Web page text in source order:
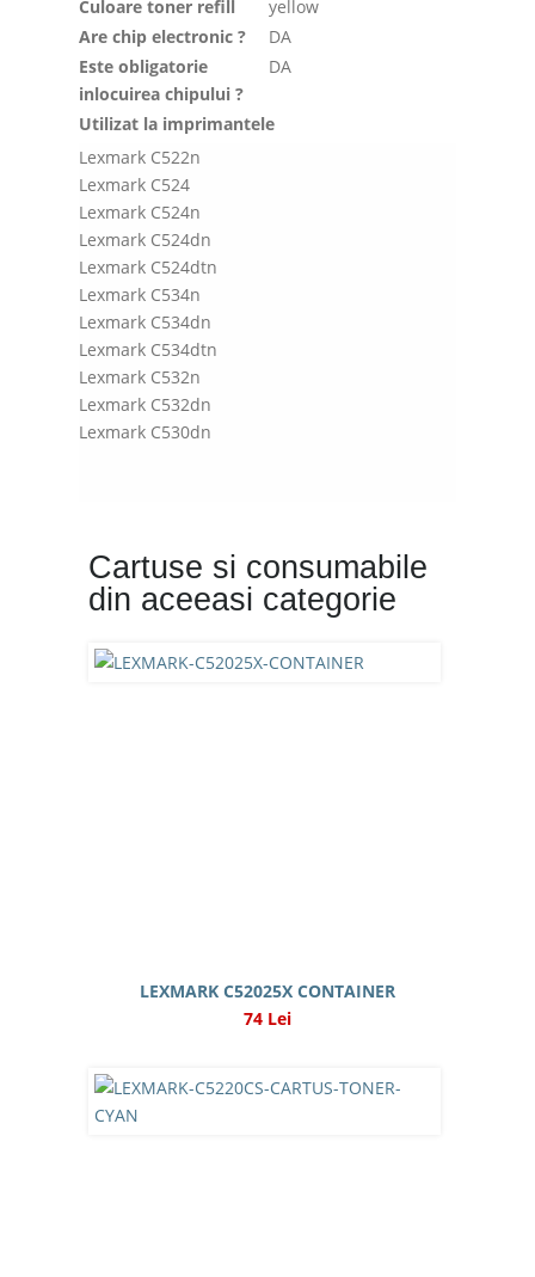
Culoare toner refill
yellow
Are chip electronic ?
DA
Este obligatorie
inlocuirea chipului ?
DA
Utilizat la imprimantele
Lexmark C522n
Lexmark C524
Lexmark C524n
Lexmark C524dn
Lexmark C524dtn
Lexmark C534n
Lexmark C534dn
Lexmark C534dtn
Lexmark C532n
Lexmark C532dn
Lexmark C530dn
Cartuse si consumabile
din aceeasi categorie
LEXMARK C52025X CONTAINER
74 Lei